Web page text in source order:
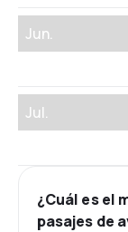
Jun.
Jul.
¿Cuál es el
pasajes de